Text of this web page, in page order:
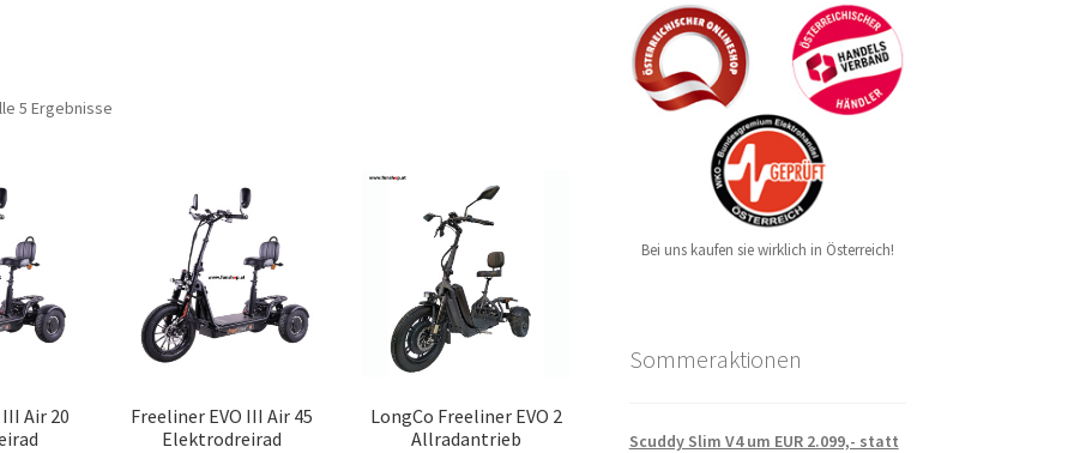
5 Ergebnisse
Air 20
Freeliner EVO III Air 45
Elektrodreirad
LongCo Freeliner EVO 2
Allradantrieb
Bei uns kaufen sie wirklich in Österreich!
Sommeraktionen
Scuddy Slim V4 um EUR 2.099,- statt